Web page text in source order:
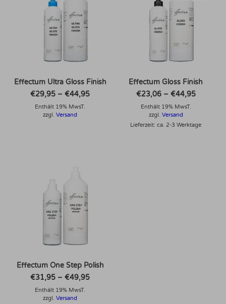
Effectum Ultra Gloss Finish
€29,95 –€44,95Preisspanne:
Enthält 19% MwsT.
zzgl.Versand
Effectum Gloss Finish
€23,06 – €44,95
Enthält 19% MwsT.
zzgl. Versand
Lieferzeit: ca. 2-3 Werktage
Effectum One Step Polish
€31,95 –€49,95Preisspanne:
Enthält 19% MwsT.
zzgl.Versand